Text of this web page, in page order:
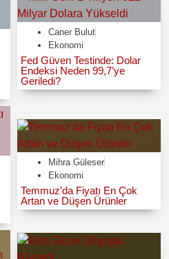
Caner Bulut
Ekonomi
Fed Güven Testinde: Dolar
Endeksi Neden 99,7’ye
Geriledi?
Mihra Güleser
Ekonomi
Temmuz’da Fiyatı En Çok
Artan ve Düşen Ürünler